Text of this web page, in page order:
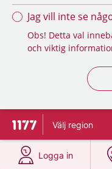
Jag vill inte se
Obs! Detta val
och viktig
Till startsidan för 1177
Välj region
Logga in
på 1177.se